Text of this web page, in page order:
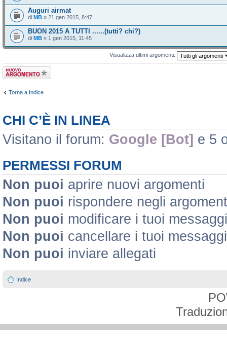
Auguri airmat
di MB » 21 gen 2015, 8:47
BUON 2015 A TUTTI ......(tutti? chi?)
di MB » 1 gen 2015, 11:45
Visualizza ultimi argomenti:
Scrivi un nuovo
argomento
Torna a Indice
CHI C’È IN LINEA
Visitano il forum: Google [Bot] e 5
PERMESSI FORUM
Non puoi aprire nuovi argomenti
Non puoi rispondere negli
Non puoi modificare i tuoi messaggi
Non puoi cancellare i tuoi messaggi
Non puoi inviare allegati
Indice